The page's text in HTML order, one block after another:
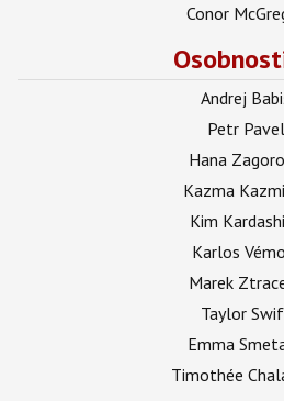
Conor
Andrej
Petr Pavel
Hana
Kazma
Kim
Karlos
Marek
Taylor
Emma
Timothée